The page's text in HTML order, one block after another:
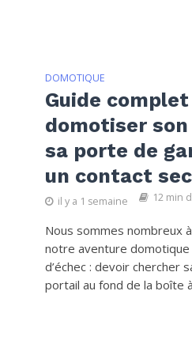
DOMOTIQUE
Guide
domotiser
sa porte de
un contact sec
il y a 1 semaine 12 min
Nous sommes nombreux
notre aventure
d’échec : devoir chercher
portail au fond de la boîte